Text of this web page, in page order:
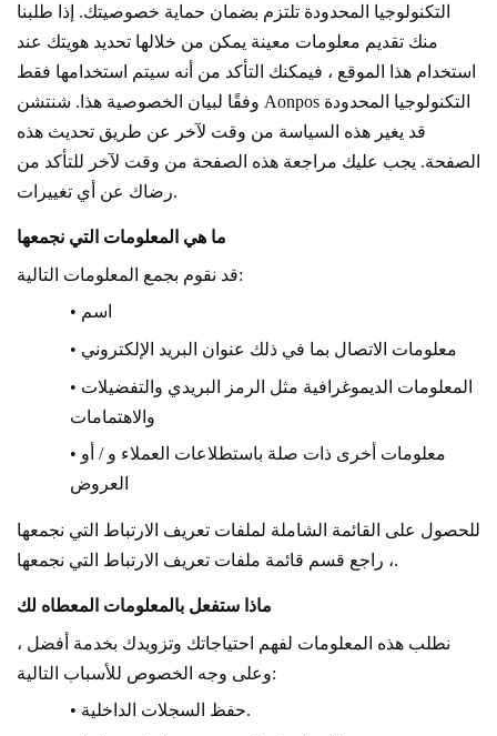
التكنولوجيا المحدودة تلتزم بضمان حماية خصوصيتك. إذا طلبنا
منك تقديم معلومات معينة يمكن من خلالها تحديد هويتك عند
استخدام هذا الموقع ، فيمكنك التأكد من أنه سيتم استخدامها فقط
وفقًا لبيان الخصوصية هذا.
شنتشن Aonpos التكنولوجيا المحدودة
قد يغير هذه السياسة من وقت لآخر عن طريق تحديث هذه
الصفحة. يجب عليك مراجعة هذه الصفحة من وقت لآخر للتأكد من
رضاك عن أي تغييرات.
ما هي المعلومات التي نجمعها
قد نقوم بجمع المعلومات التالية:
• اسم
• معلومات الاتصال بما في ذلك عنوان البريد الإلكتروني
• المعلومات الديموغرافية مثل الرمز البريدي والتفضيلات
والاهتمامات
• معلومات أخرى ذات صلة باستطلاعات العملاء و / أو
العروض
للحصول على القائمة الشاملة لملفات تعريف الارتباط التي نجمعها
، راجع قسم قائمة ملفات تعريف الارتباط التي نجمعها.
ماذا ستفعل بالمعلومات المعطاه لك
نطلب هذه المعلومات لفهم احتياجاتك وتزويدك بخدمة أفضل ،
وعلى وجه الخصوص للأسباب التالية:
• حفظ السجلات الداخلية.